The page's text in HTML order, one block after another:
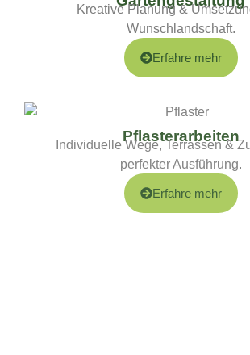
Kreative Planung &
Wunschlandschaft.
Erfahre mehr
Pflasterarbeiten
Individuelle Wege, Terrassen &
perfekter Ausführung.
Erfahre mehr